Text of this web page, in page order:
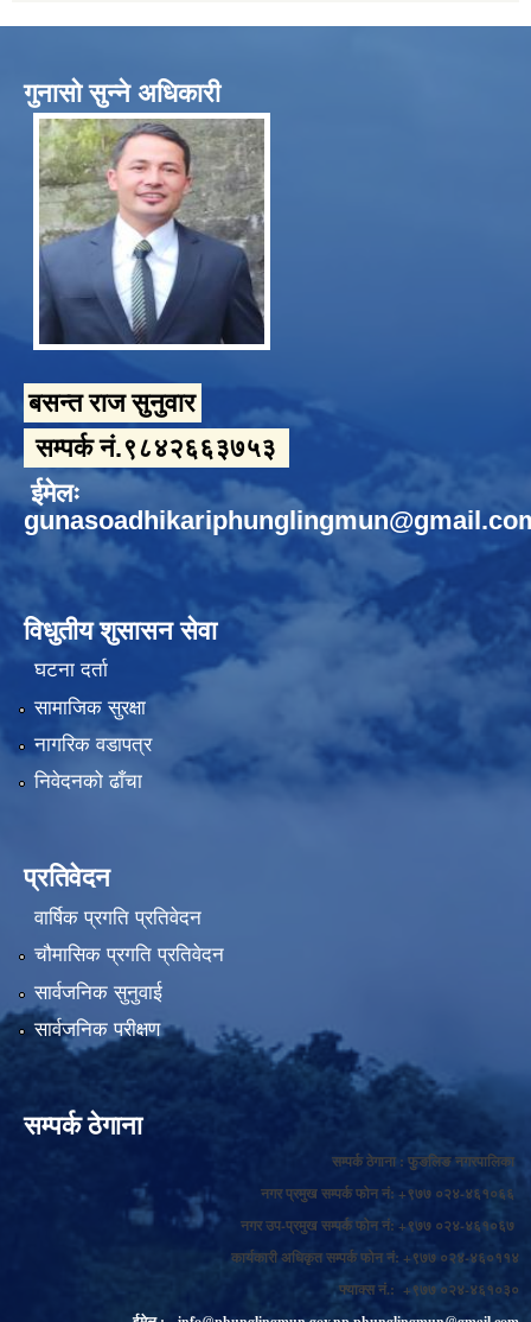
गुनासो सुन्ने अधिकारी
बसन्त राज सुनुवार
सम्पर्क नं.९८४२६६३७५३
ईमेलः
विधुतीय शुसासन सेवा
घटना दर्ता
सामाजिक सुरक्षा
नागरिक वडापत्र
निवेदनको ढाँचा
प्रतिवेदन
वार्षिक प्रगति प्रतिवेदन
चौमासिक प्रगति प्रतिवेदन
सार्वजनिक सुनुवाई
सार्वजनिक परीक्षण
सम्पर्क ठेगाना
सम्पर्क ठेगाना : फुङलिङ नगरपालिका
नगर प्रमुख सम्पर्क फोन नं: +९७७ ०२४-४६१०६६
नगर उप-प्रमुख सम्पर्क फोन नं: +९७७ ०२४-४६१०६७
कार्यकारी अधिकृत सम्पर्क फोन नं: +९७७ ०२४-४६०११४
फ्याक्स नं.: +९७७ ०२४-४६१०३०